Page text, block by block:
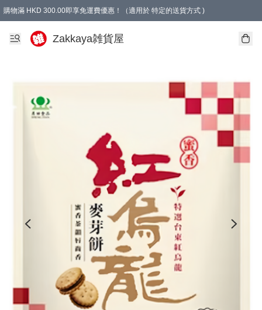
購物滿 HKD 300.00即享免運費優惠！（適用於 特定的送貨方式 )
Zakkaya雑貨屋